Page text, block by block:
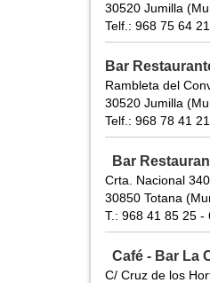
30520 Jumilla
Telf.: 968 75 64 21
Bar
Rambleta del
30520 Jumilla
Telf.: 968 78 41 21
Bar
Crta. Nacional
30850 Totana
T.: 968 41 85 25 -
Café - Bar La
C/ Cruz de los